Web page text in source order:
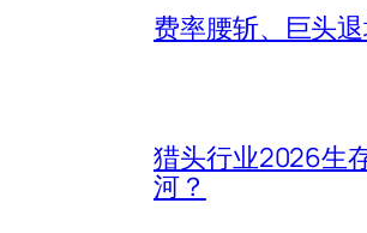
费率腰斩、巨头
猎头行业2026生
河？